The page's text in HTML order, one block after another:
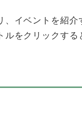
イベントを紹介
をクリックする